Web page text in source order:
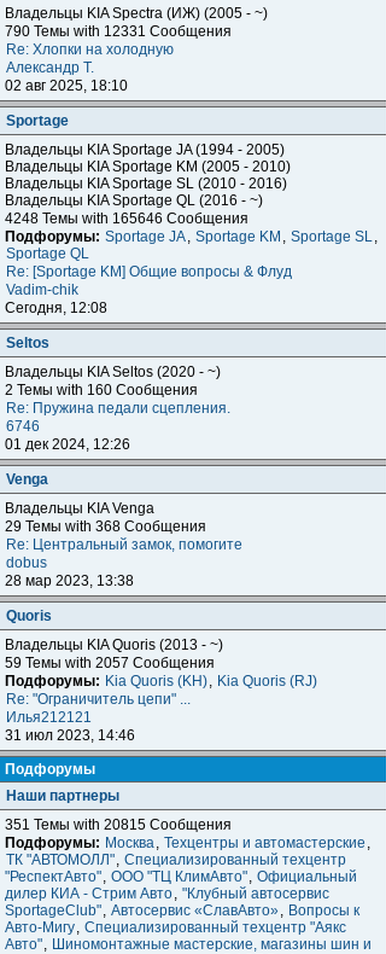
Владельцы KIA Spectra (ИЖ) (2005 - ~)
790 Темы with 12331 Сообщения
Re: Хлопки на холодную
Александр Т.
02 авг 2025, 18:10
Sportage
Владельцы KIA Sportage JA (1994 - 2005)
Владельцы KIA Sportage KM (2005 - 2010)
Владельцы KIA Sportage SL (2010 - 2016)
Владельцы KIA Sportage QL (2016 - ~)
4248 Темы with 165646 Сообщения
Подфорумы: Sportage JA, Sportage KM , Sportage SL,
Sportage QL
Re: [Sportage KM] Общие вопросы & Флуд
Vadim-chik
Сегодня, 12:08
Seltos
Владельцы KIA Seltos (2020 - ~)
2 Темы with 160 Сообщения
Re: Пружина педали сцепления.
6746
01 дек 2024, 12:26
Venga
Владельцы KIA Venga
29 Темы with 368 Сообщения
Re: Центральный замок, помогите
dobus
28 мар 2023, 13:38
Quoris
Владельцы KIA Quoris (2013 - ~)
59 Темы with 2057 Сообщения
Подфорумы: Kia Quoris (KH), Kia Quoris (RJ)
Re: "Ограничитель цепи" ...
Илья212121
31 июл 2023, 14:46
Подфорумы
Наши партнеры
351 Темы with 20815 Сообщения
Подфорумы: Москва, Техцентры и автомастерские ,
ТК "АВТОМОЛЛ", Специализированный техцентр
"РеспектАвто", ООО "ТЦ КлимАвто", Официальный
дилер КИА - Стрим Авто, "Клубный автосервис
SportageClub", Автосервис «СлавАвто», Вопросы к
Авто-Мигу, Специализированный техцентр "Аякс
Авто", Шиномонтажные мастерские, магазины шин и